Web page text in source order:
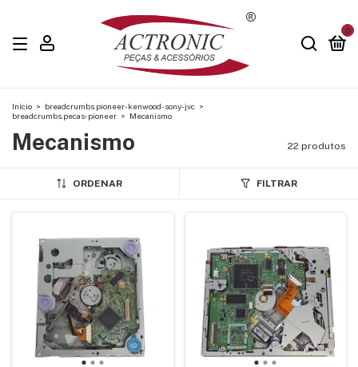
0
Início > breadcrumbs.pioneer-kenwood-sony-jvc >
breadcrumbs.pecas-pioneer > Mecanismo
Mecanismo 22 produtos
ORDENAR FILTRAR